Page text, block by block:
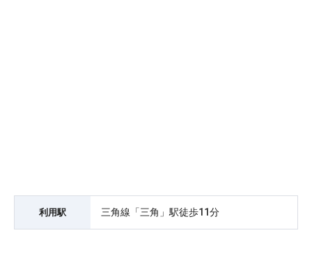
利用駅 三角線「三角」駅徒歩11分